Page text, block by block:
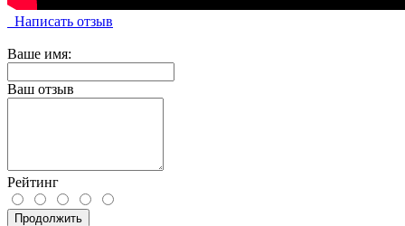
Написать отзыв
Ваше имя:
Ваш отзыв
Рейтинг
Продолжить